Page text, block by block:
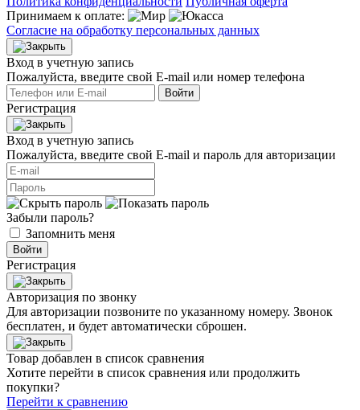
Принимаем к оплате:
Согласие на обработку персональных данных
Вход в учетную запись
Пожалуйста, введите свой E‑mail или номер телефона
Войти
Регистрация
Вход в учетную запись
Пожалуйста, введите свой E‑mail и пароль для авторизации
Забыли пароль?
Запомнить меня
Войти
Регистрация
Авторизация по звонку
Для авторизации позвоните по указанному номеру. Звонок
бесплатен, и будет автоматически сброшен.
Товар добавлен в список сравнения
Хотите перейти в список сравнения или продолжить
покупки?
Перейти к сравнению